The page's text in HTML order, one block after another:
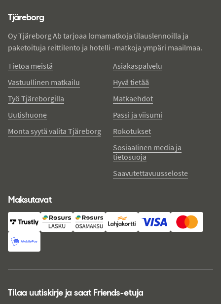
Tjäreborg
Oy Tjäreborg Ab tarjoaa lomamatkoja tilauslennoilla ja
paketoituja reittilento ja hotelli -matkoja ympäri maailmaa.
Tietoa meistä
Vastuullinen matkailu
Työ Tjäreborgilla
Uutishuone
Monta syytä valita Tjäreborg
Asiakaspalvelu
Hyvä tietää
Matkaehdot
Passi ja viisumi
Rokotukset
Sosiaalinen media ja
tietosuoja
Saavutettavuusseloste
Maksutavat
Tilaa uutiskirje ja saat Friends-etuja